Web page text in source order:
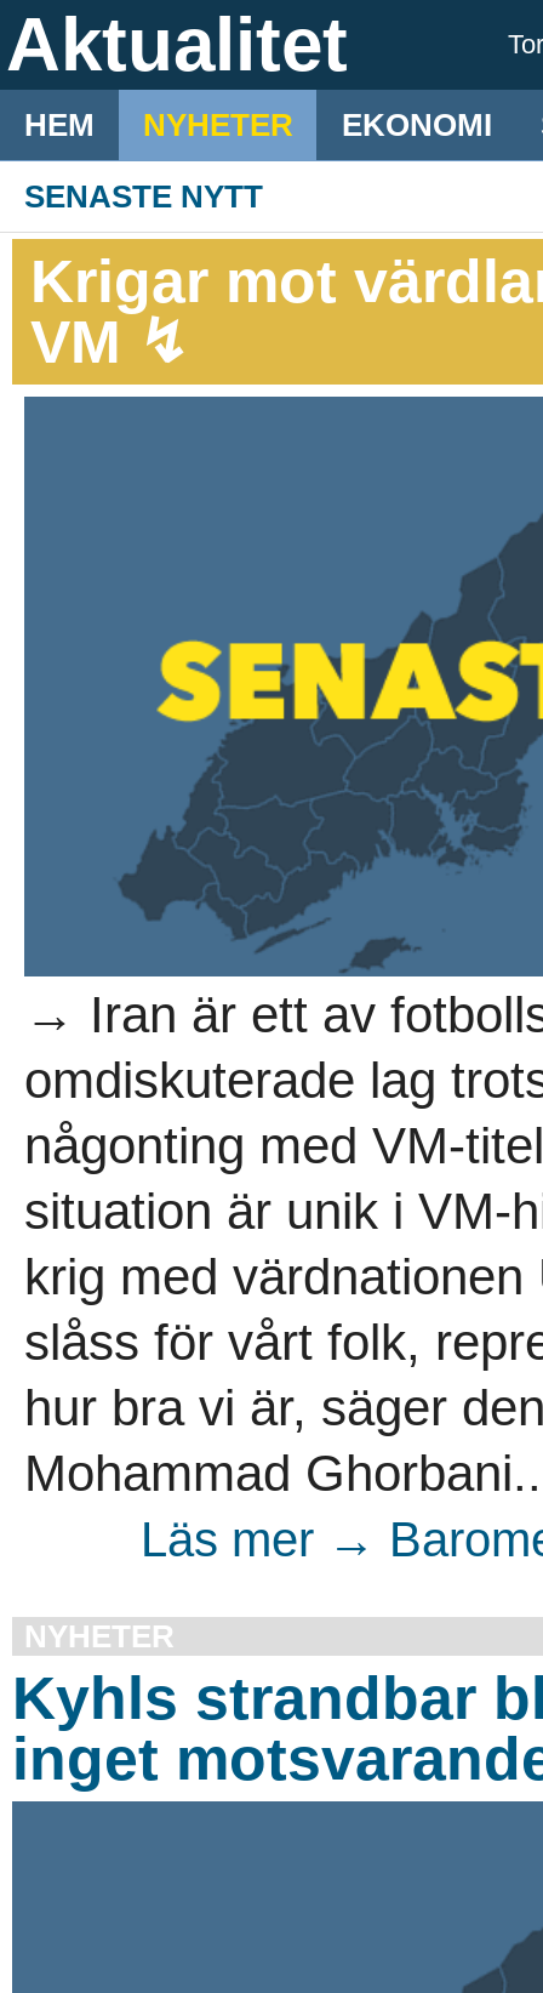
Aktualitet
HEM NYHETER EKONOMI
SENASTE NYTT
Krigar mot
VM ↯
→ Iran är ett av
omdiskuterade lag
någonting med VM-
situation är unik i VM-
krig med
slåss för vårt folk,
hur bra vi är, säger
Mohammad
Läs mer →
NYHETER
Kyhls strandbar
inget